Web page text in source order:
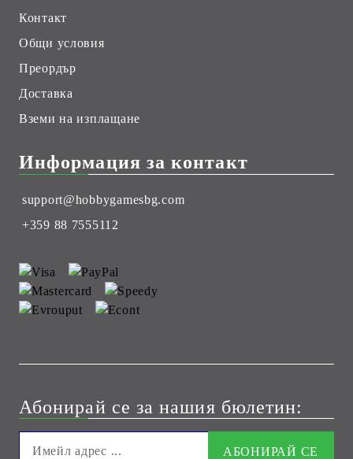
Контакт
Общи условия
Преордър
Доставка
Вземи на изплащане
Информация за контакт
support@hobbygamesbg.com
+359 88 7555112
Абонирай се за нашия бюлетин: